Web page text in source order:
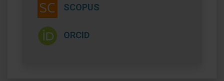
SCOPUS
ORCID